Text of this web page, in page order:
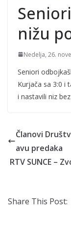
nižu
Nedelja, 26.
Seniori
Kurjača sa 3:0 i
i nastavili niz
Članovi
avu predaka
RTV SUNCE –
Share This Post: